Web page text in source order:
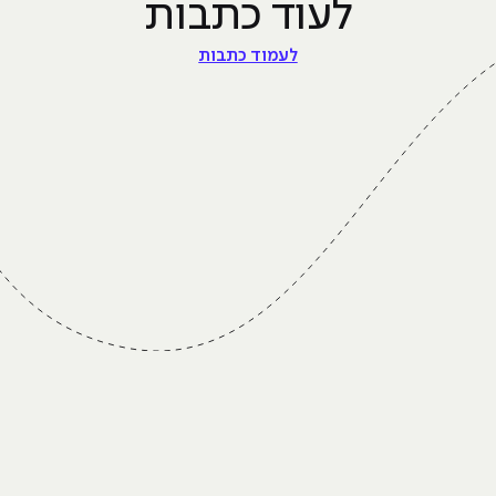
לעוד כתבות
לעמוד כתבות